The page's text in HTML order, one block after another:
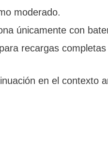
moderado.
únicamente con
recargas
en el contexto